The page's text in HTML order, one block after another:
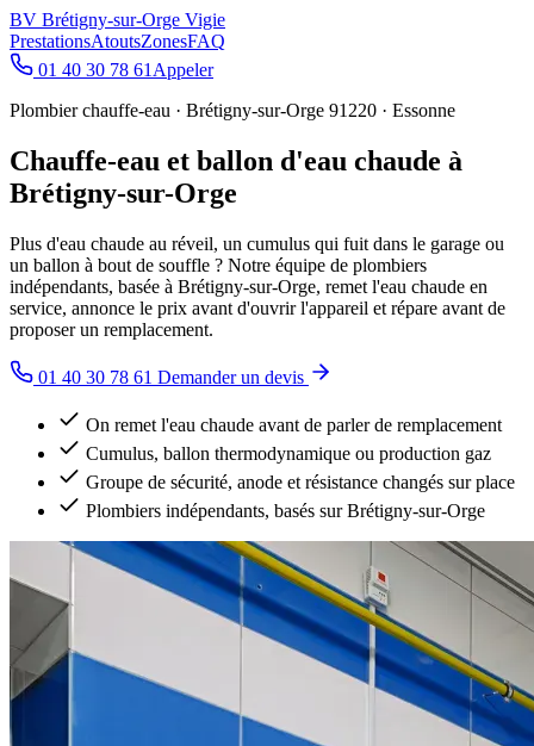
BV Brétigny-sur-Orge Vigie
PrestationsAtoutsZonesFAQ
01 40 30 78 61 Appeler
Plombier chauffe-eau · Brétigny-sur-Orge 91220 · Essonne
Chauffe-eau et ballon d'eau chaude à
Brétigny-sur-Orge
Plus d'eau chaude au réveil, un cumulus qui fuit dans le garage ou
un ballon à bout de souffle ? Notre équipe de plombiers
indépendants, basée à Brétigny-sur-Orge, remet l'eau chaude en
service, annonce le prix avant d'ouvrir l'appareil et répare avant de
proposer un remplacement.
01 40 30 78 61 Demander un devis
On remet l'eau chaude avant de parler de remplacement
Cumulus, ballon thermodynamique ou production gaz
Groupe de sécurité, anode et résistance changés sur place
Plombiers indépendants, basés sur Brétigny-sur-Orge